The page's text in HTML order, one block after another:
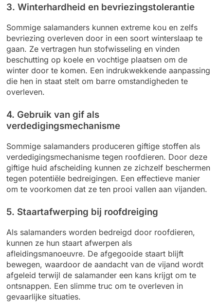
3. Winterhardheid en bevriezingstolerantie
Sommige salamanders kunnen extreme kou en zelfs
bevriezing overleven door in een soort winterslaap te
gaan. Ze vertragen hun stofwisseling en vinden
beschutting op koele en vochtige plaatsen om de
winter door te komen. Een indrukwekkende aanpassing
die hen in staat stelt om barre omstandigheden te
overleven.
4. Gebruik van gif als
verdedigingsmechanisme
Sommige salamanders produceren giftige stoffen als
verdedigingsmechanisme tegen roofdieren. Door deze
giftige huid afscheiding kunnen ze zichzelf beschermen
tegen potentiële bedreigingen. Een effectieve manier
om te voorkomen dat ze ten prooi vallen aan vijanden.
5. Staartafwerping bij roofdreiging
Als salamanders worden bedreigd door roofdieren,
kunnen ze hun staart afwerpen als
afleidingsmanoeuvre. De afgegooide staart blijft
bewegen, waardoor de aandacht van de vijand wordt
afgeleid terwijl de salamander een kans krijgt om te
ontsnappen. Een slimme truc om te overleven in
gevaarlijke situaties.